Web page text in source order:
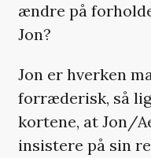
ændre på
Jon?
Jon er hverken
forræderisk, så
kortene, at Jon/
insistere på sin